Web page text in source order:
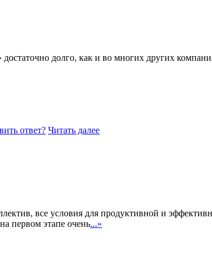
достаточно долго, как и во многих других
ответ? Читать далее
все условия для продуктивной и
первом этапе очень...»